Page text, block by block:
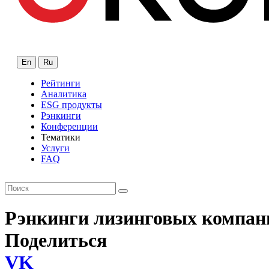
En Ru
Рейтинги
Аналитика
ESG продукты
Рэнкинги
Конференции
Тематики
Услуги
FAQ
Рэнкинги лизинговых
Поделиться
VK